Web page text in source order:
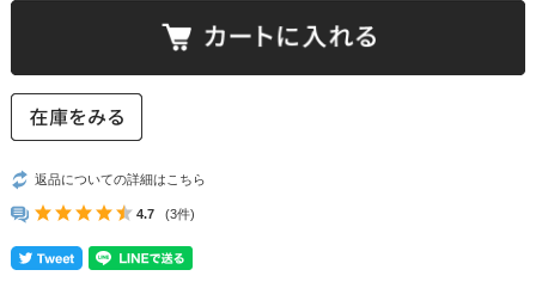
返品についての詳細はこちら
4.7 (3件)